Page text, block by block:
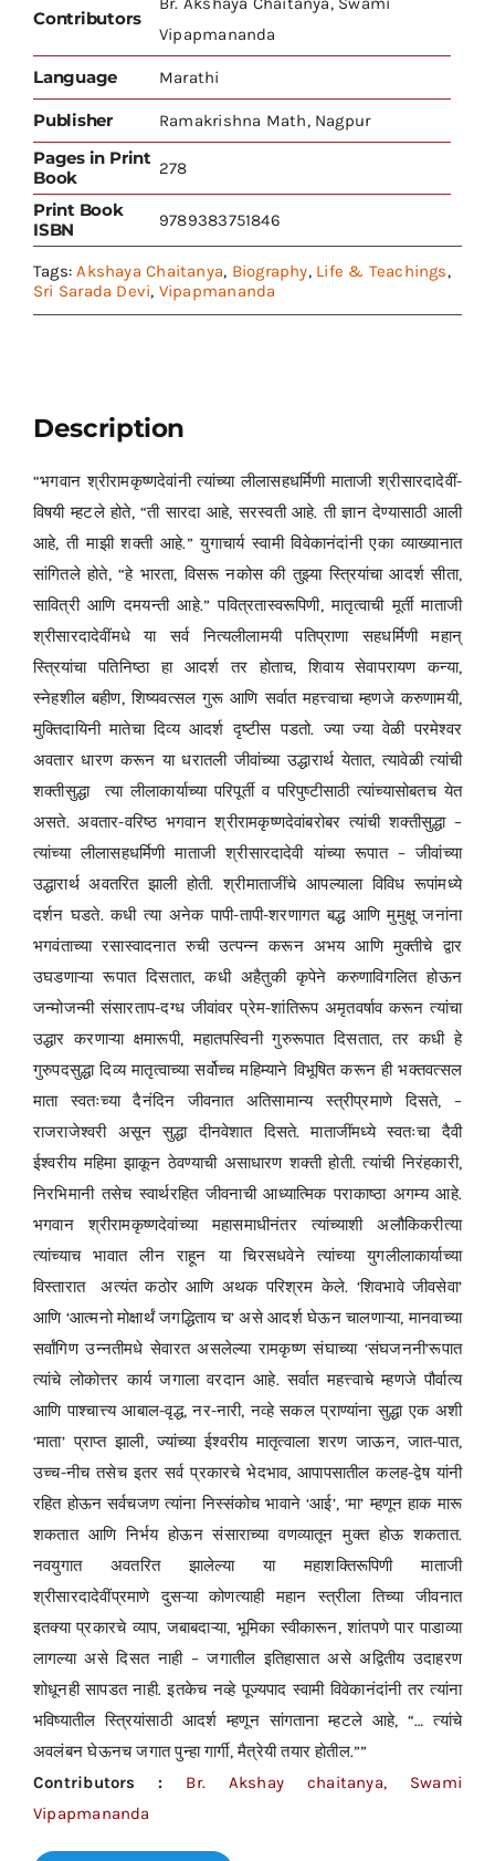
Contributors
Vipapmananda
Language Marathi
Publisher Ramakrishna Math, Nagpur
Pages in Print
Book
278
Print Book
ISBN
9789383751846
Tags:Akshaya Chaitanya, Biography, Life & Teachings,
Sri Sarada Devi, Vipapmananda
Description
“भगवान श्रीरामकृष्णदेवांनी त्यांच्या लीलासहधर्मिणी माताजी श्रीसारदादेवीं-
विषयी म्हटले होते, “ती सारदा आहे, सरस्वती आहे. ती ज्ञान देण्यासाठी आली
आहे, ती माझी शक्ती आहे.” युगाचार्य स्वामी विवेकानंदांनी एका व्याख्यानात
सांगितले होते, “हे भारता, विसरू नकोस की तुझ्या स्त्रियांचा आदर्श सीता,
सावित्री आणि दमयन्ती आहे.” पवित्रतास्वरूपिणी, मातृत्वाची मूर्ती माताजी
श्रीसारदादेवींमधे या सर्व नित्यलीलामयी पतिप्राणा सहधर्मिणी महान्
स्त्रियांचा पतिनिष्ठा हा आदर्श तर होताच, शिवाय सेवापरायण कन्या,
स्नेहशील बहीण, शिष्यवत्सल गुरू आणि सर्वात महत्त्वाचा म्हणजे करुणामयी,
मुक्तिदायिनी मातेचा दिव्य आदर्श दृष्टीस पडतो. ज्या ज्या वेळी परमेश्वर
अवतार धारण करून या धरातली जीवांच्या उद्धारार्थ येतात, त्यावेळी त्यांची
शक्तीसुद्धा त्या लीलाकार्याच्या परिपूर्ती व परिपुष्टीसाठी त्यांच्यासोबतच येत
असते. अवतार-वरिष्ठ भगवान श्रीरामकृष्णदेवांबरोबर त्यांची शक्तीसुद्धा –
त्यांच्या लीलासहधर्मिणी माताजी श्रीसारदादेवी यांच्या रूपात – जीवांच्या
उद्धारार्थ अवतरित झाली होती. श्रीमाताजींचे आपल्याला विविध रूपांमध्ये
दर्शन घडते. कधी त्या अनेक पापी-तापी-शरणागत बद्ध आणि मुमुक्षू जनांना
भगवंताच्या रसास्वादनात रुची उत्पन्न करून अभय आणि मुक्तीचे द्वार
उघडणाऱ्या रूपात दिसतात, कधी अहैतुकी कृपेने करुणाविगलित होऊन
जन्मोजन्मी संसारताप-दग्ध जीवांवर प्रेम-शांतिरूप अमृतवर्षाव करून त्यांचा
उद्धार करणाऱ्या क्षमारूपी, महातपस्विनी गुरुरूपात दिसतात, तर कधी हे
गुरुपदसुद्धा दिव्य मातृत्वाच्या सर्वोच्च महिम्याने विभूषित करून ही भक्तवत्सल
माता स्वतःच्या दैनंदिन जीवनात अतिसामान्य स्त्रीप्रमाणे दिसते, –
राजराजेश्वरी असून सुद्धा दीनवेशात दिसते. माताजींमध्ये स्वतःचा दैवी
ईश्वरीय महिमा झाकून ठेवण्याची असाधारण शक्ती होती. त्यांची निरंहकारी,
निरभिमानी तसेच स्वार्थरहित जीवनाची आध्यात्मिक पराकाष्ठा अगम्य आहे.
भगवान श्रीरामकृष्णदेवांच्या महासमाधीनंतर त्यांच्याशी अलौकिकरीत्या
त्यांच्याच भावात लीन राहून या चिरसधवेने त्यांच्या युगलीलाकार्याच्या
विस्तारात अत्यंत कठोर आणि अथक परिश्रम केले. ‘शिवभावे जीवसेवा’
आणि ‘आत्मनो मोक्षार्थं जगद्धिताय च’ असे आदर्श घेऊन चालणाऱ्या, मानवाच्या
सर्वांगिण उन्नतीमधे सेवारत असलेल्या रामकृष्ण संघाच्या ‘संघजननी’रूपात
त्यांचे लोकोत्तर कार्य जगाला वरदान आहे. सर्वात महत्त्वाचे म्हणजे पौर्वात्य
आणि पाश्चात्त्य आबाल-वृद्ध, नर-नारी, नव्हे सकल प्राण्यांना सुद्धा एक अशी
‘माता’ प्राप्त झाली, ज्यांच्या ईश्वरीय मातृत्वाला शरण जाऊन, जात-पात,
उच्च-नीच तसेच इतर सर्व प्रकारचे भेदभाव, आपापसातील कलह-द्वेष यांनी
रहित होऊन सर्वचजण त्यांना निस्संकोच भावाने ‘आई’, ‘मा’ म्हणून हाक मारू
शकतात आणि निर्भय होऊन संसाराच्या वणव्यातून मुक्त होऊ शकतात.
नवयुगात अवतरित झालेल्या या महाशक्तिरूपिणी माताजी
श्रीसारदादेवींप्रमाणे दुसऱ्या कोणत्याही महान स्त्रीला तिच्या जीवनात
इतक्या प्रकारचे व्याप, जबाबदाऱ्या, भूमिका स्वीकारून, शांतपणे पार पाडाव्या
लागल्या असे दिसत नाही – जगातील इतिहासात असे अद्वितीय उदाहरण
शोधूनही सापडत नाही. इतकेच नव्हे पूज्यपाद स्वामी विवेकानंदांनी तर त्यांना
भविष्यातील स्त्रियांसाठी आदर्श म्हणून सांगताना म्हटले आहे, “… त्यांचे
अवलंबन घेऊनच जगात पुन्हा गार्गी, मैत्रेयी तयार होतील.””
Contributors :
Br. Akshay chaitanya, Swami
Vipapmananda